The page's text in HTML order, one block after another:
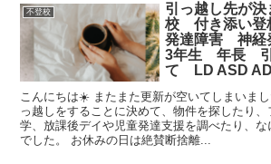
不登校
引っ越し先が
校 付き添い
発達障害 神経
3年生 年長
て LD ASD
こんにちは☀️ またまた更新が空いてしまいまし
っ越しをすることに決めて、物件を探したり
学、放課後デイや児童発達支援を調べたり、な
でした。 お休みの日は絶賛断捨離...